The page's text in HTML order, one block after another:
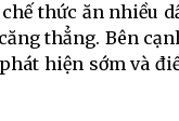
thức ăn nhiều
thẳng. Bên
hiện sớm và